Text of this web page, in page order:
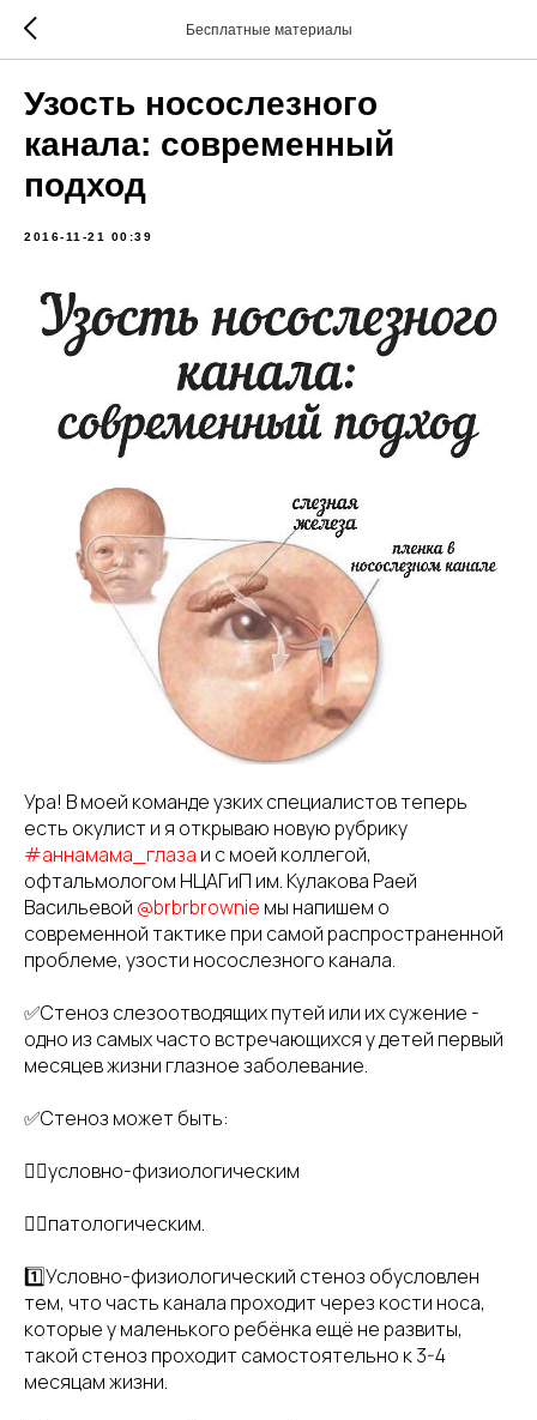
Бесплатные материалы
Узость носослезного
канала: современный
подход
2016-11-21 00:39
Ура! В моей команде узких специалистов теперь
есть окулист и я открываю новую рубрику
#аннамама_глаза и с моей коллегой,
офтальмологом НЦАГиП им. Кулакова Раей
Васильевой @brbrbrownie мы напишем о
современной тактике при самой распространенной
проблеме, узости носослезного канала.
✅Стеноз слезоотводящих путей или их сужение -
одно из самых часто встречающихся у детей первый
месяцев жизни глазное заболевание.
✅Стеноз может быть:
👉🏻условно-физиологическим
👉🏻патологическим.
1️⃣Условно-физиологический стеноз обусловлен
тем, что часть канала проходит через кости носа,
которые у маленького ребёнка ещё не развиты,
такой стеноз проходит самостоятельно к 3-4
месяцам жизни.